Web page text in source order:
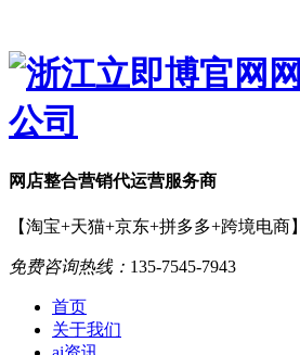
网店整合营销代运营服务商
【淘宝+天猫+京东+拼多多+跨境电商】
免费咨询热线： 135-7545-7943
首页
关于我们